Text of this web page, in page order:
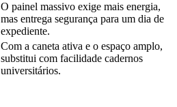
O painel massivo exige mais energia,
mas entrega segurança para um dia de
expediente.
Com a caneta ativa e o espaço amplo,
substitui com facilidade cadernos
universitários.